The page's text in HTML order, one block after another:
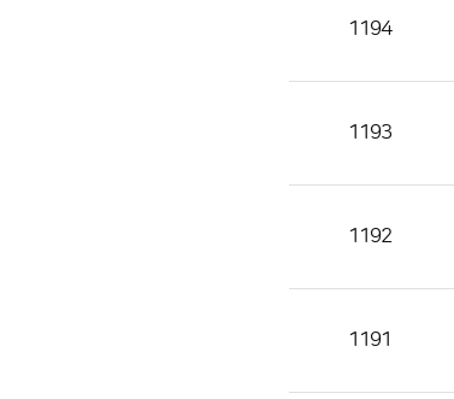
로
제
성
1194
1193
1192
1191